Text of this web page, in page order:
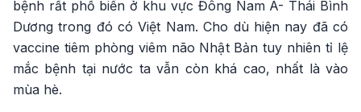
bệnh rất phổ biến ở khu vực Đông Nam Á- Thái Bình
Dương trong đó có Việt Nam. Cho dù hiện nay đã có
vaccine tiêm phòng viêm não Nhật Bản tuy nhiên tỉ lệ
mắc bệnh tại nước ta vẫn còn khá cao, nhất là vào
mùa hè.